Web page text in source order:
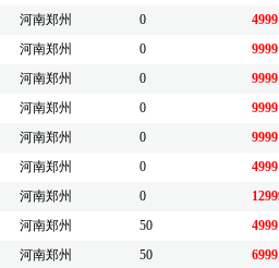
河南郑州 0 4999
河南郑州 0 9999
河南郑州 0 9999
河南郑州 0 9999
河南郑州 0 9999
河南郑州 0 4999
河南郑州 0
河南郑州 50 4999
河南郑州 50 6999